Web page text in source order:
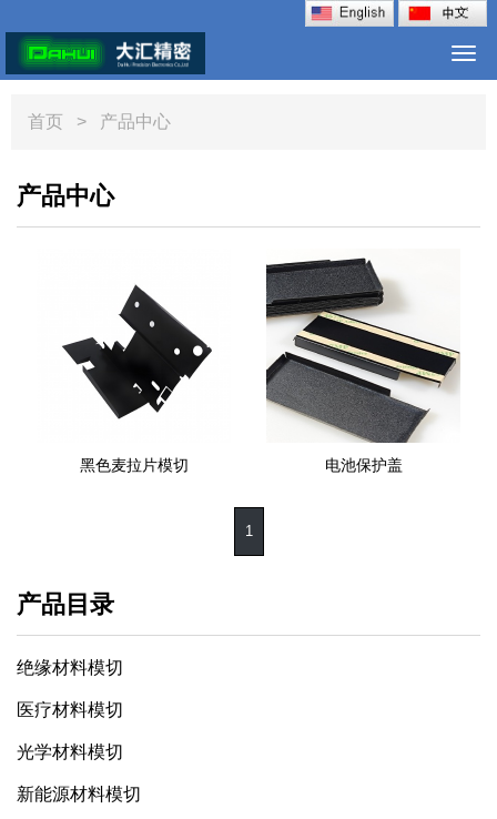
首页 > 产品中心
产品中心
黑色麦拉片模切 电池保护盖
1
产品目录
绝缘材料模切
医疗材料模切
光学材料模切
新能源材料模切